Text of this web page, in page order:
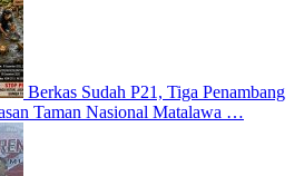
Berkas Sudah P21, Tiga Penambang
Taman Nasional Matalawa …